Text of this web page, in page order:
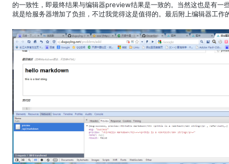
的一致性，即最终结果与编辑器preview结果是一致的。当然这也是有一
就是给服务器增加了负担，不过我觉得这是值得的。最后附上编辑器工作